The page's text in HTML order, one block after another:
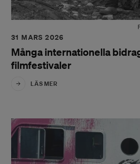
31 MARS 2026
Många internationella
filmfestivaler
LÄS MER